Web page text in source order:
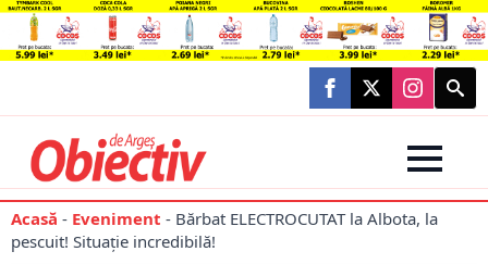
Search
for:
Acasă - Eveniment - Bărbat ELECTROCUTAT la Albota, la
pescuit! Situație incredibilă!